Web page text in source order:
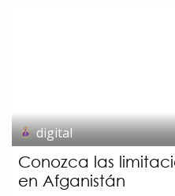
digital
Conozca las
en Afganistán